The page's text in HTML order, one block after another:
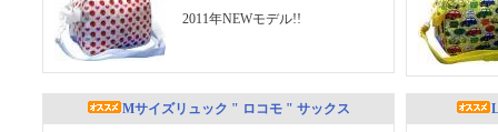
2011年NEWモデル!!
Mサイズリュック " ロコモ " サックス